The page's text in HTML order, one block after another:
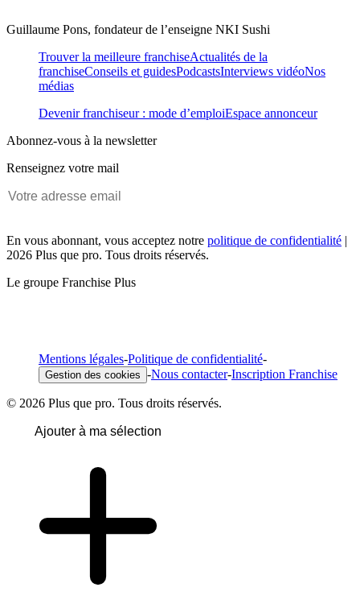
Guillaume Pons, fondateur de l’enseigne NKI Sushi
Trouver la meilleure franchiseActualités de la
franchiseConseils et guidesPodcastsInterviews vidéoNos
médias
Devenir franchiseur : mode d’emploiEspace annonceur
Abonnez-vous à la newsletter
Renseignez votre mail
En vous abonnant, vous acceptez notre politique de confidentialité |
2026 Plus que pro. Tous droits réservés.
Le groupe Franchise Plus
Mentions légales-Politique de confidentialité-
Gestion des cookies -Nous contacter-Inscription Franchise
© 2026 Plus que pro. Tous droits réservés.
Ajouter à ma sélection